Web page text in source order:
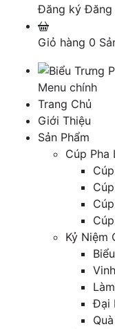
Đăng kýĐăng
Giỏ hàng 0
Menu chính
Trang Chủ
Giới Thiệu
Sản Phẩm
Cúp Pha
Kỷ Niệm
Đại